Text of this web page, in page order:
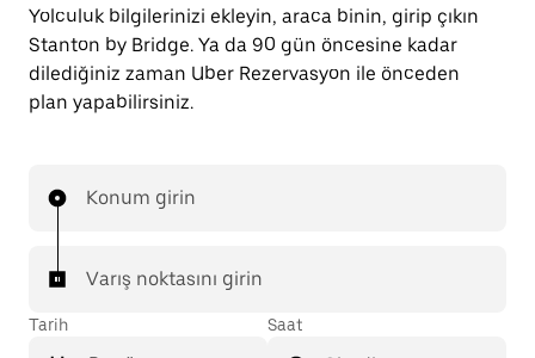
Yolculuk bilgilerinizi ekleyin, araca binin, girip çıkın
Stanton by Bridge. Ya da 90 gün öncesine kadar
dilediğiniz zaman Uber Rezervasyon ile önceden
plan yapabilirsiniz.
Konum girin
Varış noktasını girin
Tarih Saat